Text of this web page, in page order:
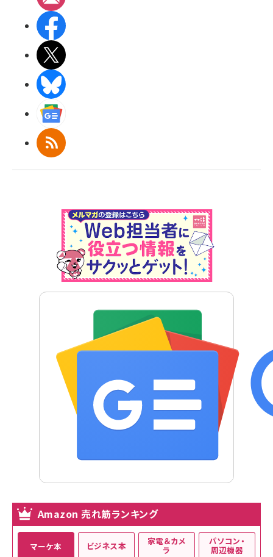
RSS
Amazon 売れ筋ランキング
マーケ本 ビジネス本 家電＆カメ
ラ
パソコン・
周辺機器